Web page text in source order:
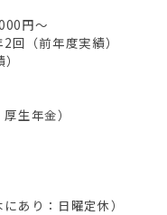
円～
（前年度実績）
生年金）
あり：日曜定休）